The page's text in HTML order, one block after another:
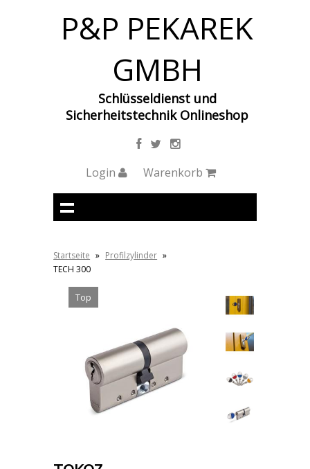
P&P PEKAREK
GMBH
Schlüsseldienst und
Sicherheitstechnik Onlineshop
Login Warenkorb
Startseite » Profilzylinder »
TECH 300
Top